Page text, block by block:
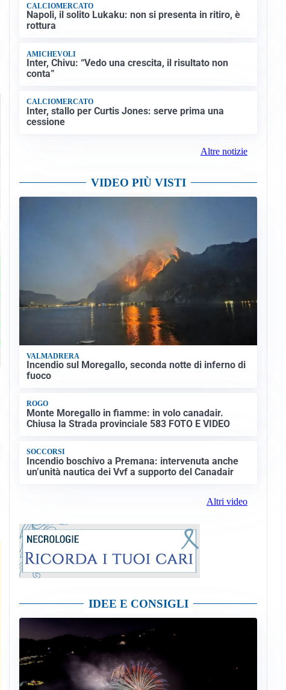
CALCIOMERCATO
Napoli, il solito Lukaku: non si presenta in ritiro, è
rottura
AMICHEVOLI
Inter, Chivu: “Vedo una crescita, il risultato non
conta”
CALCIOMERCATO
Inter, stallo per Curtis Jones: serve prima una
cessione
Altre notizie
VIDEO PIÙ VISTI
VALMADRERA
Incendio sul Moregallo, seconda notte di inferno di
fuoco
ROGO
Monte Moregallo in fiamme: in volo canadair.
Chiusa la Strada provinciale 583 FOTO E VIDEO
SOCCORSI
Incendio boschivo a Premana: intervenuta anche
un’unità nautica dei Vvf a supporto del Canadair
Altri video
IDEE E CONSIGLI